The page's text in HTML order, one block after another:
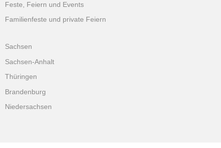
Feste, Feiern und Events
Familienfeste und private Feiern
Sachsen
Sachsen-Anhalt
Thüringen
Brandenburg
Niedersachsen